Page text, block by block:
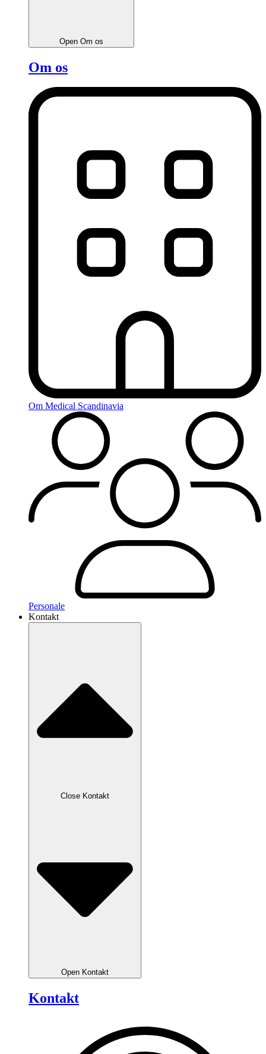
Open Om os
Om os
Om Medical Scandinavia
Personale
Kontakt
Close Kontakt
Open Kontakt
Kontakt